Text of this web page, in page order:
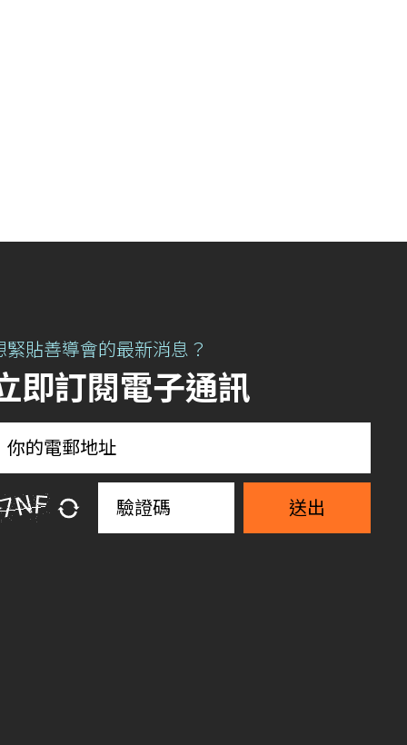
緊貼善導會的最新消息？
即訂閱電子通訊
送出